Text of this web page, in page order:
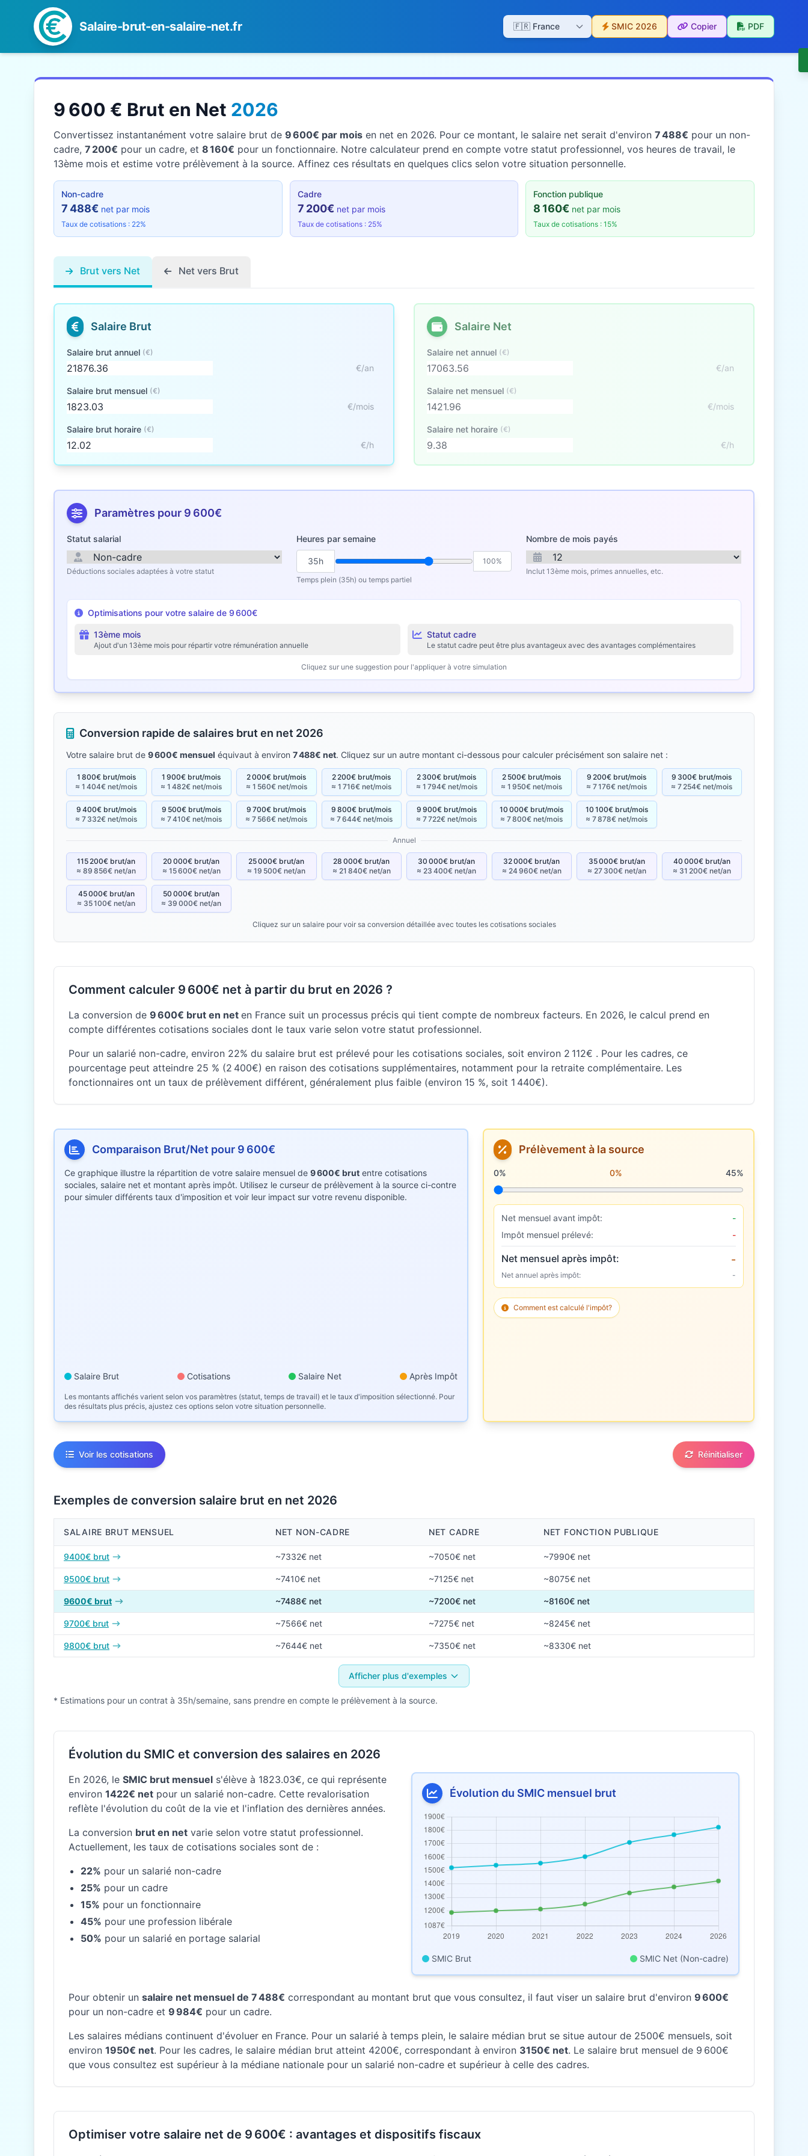
Salaire-brut-en-salaire-net.fr SMIC 2026 Copier PDF
9 600 € Brut en Net 2026
Convertissez instantanément votre salaire brut de 9 600€ par mois en net en 2026. Pour ce montant, le salaire net serait d'environ 7 488€ pour un non-
cadre, 7 200€ pour un cadre, et 8 160€ pour un fonctionnaire. Notre calculateur prend en compte votre statut professionnel, vos heures de travail, le
13ème mois et estime votre prélèvement à la source. Affinez ces résultats en quelques clics selon votre situation personnelle.
Non-cadre
7 488€ net par mois
Taux de cotisations : 22%
Cadre
7 200€ net par mois
Taux de cotisations : 25%
Fonction publique
8 160€ net par mois
Taux de cotisations : 15%
Brut vers Net Net vers Brut
Salaire Brut
Salaire brut annuel (€)
€/an
Salaire brut mensuel (€)
€/mois
Salaire brut horaire (€)
€/h
Salaire Net
Salaire net annuel (€)
€/an
Salaire net mensuel (€)
€/mois
Salaire net horaire (€)
€/h
Paramètres pour 9 600€
Statut salarial
Déductions sociales adaptées à votre statut
Heures par semaine
35h 100%
Temps plein (35h) ou temps partiel
Nombre de mois payés
Inclut 13ème mois, primes annuelles, etc.
Optimisations pour votre salaire de 9 600€
13ème mois
Ajout d'un 13ème mois pour répartir votre rémunération annuelle
Statut cadre
Le statut cadre peut être plus avantageux avec des avantages complémentaires
Cliquez sur une suggestion pour l'appliquer à votre simulation
Conversion rapide de salaires brut en net 2026
Votre salaire brut de 9 600€ mensuel équivaut à environ 7 488€ net. Cliquez sur un autre montant ci-dessous pour calculer précisément son salaire net :
1 800€ brut/mois
≈ 1 404€ net/mois
1 900€ brut/mois
≈ 1 482€ net/mois
2 000€ brut/mois
≈ 1 560€ net/mois
2 200€ brut/mois
≈ 1 716€ net/mois
2 300€ brut/mois
≈ 1 794€ net/mois
2 500€ brut/mois
≈ 1 950€ net/mois
9 200€ brut/mois
≈ 7 176€ net/mois
9 300€ brut/mois
≈ 7 254€ net/mois
9 400€ brut/mois
≈ 7 332€ net/mois
9 500€ brut/mois
≈ 7 410€ net/mois
9 700€ brut/mois
≈ 7 566€ net/mois
9 800€ brut/mois
≈ 7 644€ net/mois
9 900€ brut/mois
≈ 7 722€ net/mois
10 000€ brut/mois
≈ 7 800€ net/mois
10 100€ brut/mois
≈ 7 878€ net/mois
Annuel
115 200€ brut/an
≈ 89 856€ net/an
20 000€ brut/an
≈ 15 600€ net/an
25 000€ brut/an
≈ 19 500€ net/an
28 000€ brut/an
≈ 21 840€ net/an
30 000€ brut/an
≈ 23 400€ net/an
32 000€ brut/an
≈ 24 960€ net/an
35 000€ brut/an
≈ 27 300€ net/an
40 000€ brut/an
≈ 31 200€ net/an
45 000€ brut/an
≈ 35 100€ net/an
50 000€ brut/an
≈ 39 000€ net/an
Cliquez sur un salaire pour voir sa conversion détaillée avec toutes les cotisations sociales
Comment calculer 9 600€ net à partir du brut en 2026 ?
La conversion de 9 600€ brut en net en France suit un processus précis qui tient compte de nombreux facteurs. En 2026, le calcul prend en
compte différentes cotisations sociales dont le taux varie selon votre statut professionnel.
Pour un salarié non-cadre, environ 22% du salaire brut est prélevé pour les cotisations sociales, soit environ 2 112€ . Pour les cadres, ce
pourcentage peut atteindre 25 % (2 400€) en raison des cotisations supplémentaires, notamment pour la retraite complémentaire. Les
fonctionnaires ont un taux de prélèvement différent, généralement plus faible (environ 15 %, soit 1 440€).
Comparaison Brut/Net pour 9 600€
Ce graphique illustre la répartition de votre salaire mensuel de 9 600€ brut entre cotisations
sociales, salaire net et montant après impôt. Utilisez le curseur de prélèvement à la source ci-contre
pour simuler différents taux d'imposition et voir leur impact sur votre revenu disponible.
Salaire Brut Cotisations Salaire Net Après Impôt
Les montants affichés varient selon vos paramètres (statut, temps de travail) et le taux d'imposition sélectionné. Pour
des résultats plus précis, ajustez ces options selon votre situation personnelle.
Prélèvement à la source
Taux de prélèvement à la source
0% 0% 45%
Net mensuel avant impôt:
-
Impôt mensuel prélevé:
-
Net mensuel après impôt: -
Net annuel après impôt: -
Comment est calculé l'impôt?
Voir les cotisations Réinitialiser
Exemples de conversion salaire brut en net 2026
Conversions de salaire brut en net en 2026
SALAIRE BRUT MENSUEL NET NON-CADRE NET CADRE NET FONCTION PUBLIQUE
9400€ brut ~7332€ net ~7050€ net ~7990€ net
9500€ brut ~7410€ net ~7125€ net ~8075€ net
9600€ brut ~7488€ net ~7200€ net ~8160€ net
9700€ brut ~7566€ net ~7275€ net ~8245€ net
9800€ brut ~7644€ net ~7350€ net ~8330€ net
Afficher plus d'exemples
* Estimations pour un contrat à 35h/semaine, sans prendre en compte le prélèvement à la source.
Évolution du SMIC et conversion des salaires en 2026
En 2026, le SMIC brut mensuel s'élève à 1823.03€, ce qui représente
environ 1422€ net pour un salarié non-cadre. Cette revalorisation
reflète l'évolution du coût de la vie et l'inflation des dernières années.
La conversion brut en net varie selon votre statut professionnel.
Actuellement, les taux de cotisations sociales sont de :
22% pour un salarié non-cadre
25% pour un cadre
15% pour un fonctionnaire
45% pour une profession libérale
50% pour un salarié en portage salarial
Évolution du SMIC mensuel brut
SMIC Brut SMIC Net (Non-cadre)
Pour obtenir un salaire net mensuel de 7 488€ correspondant au montant brut que vous consultez, il faut viser un salaire brut d'environ 9 600€
pour un non-cadre et 9 984€ pour un cadre.
Les salaires médians continuent d'évoluer en France. Pour un salarié à temps plein, le salaire médian brut se situe autour de 2500€ mensuels, soit
environ 1950€ net. Pour les cadres, le salaire médian brut atteint 4200€, correspondant à environ 3150€ net. Le salaire brut mensuel de 9 600€
que vous consultez est supérieur à la médiane nationale pour un salarié non-cadre et supérieur à celle des cadres.
Optimiser votre salaire net de 9 600€ : avantages et dispositifs fiscaux